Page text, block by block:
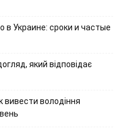
в Украине: сроки и частые
який відповідає
вивести володіння